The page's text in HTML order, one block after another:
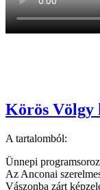
Körös Völgy
A tartalomból:
Ünnepi
Az Anconai
Vászonba zárt